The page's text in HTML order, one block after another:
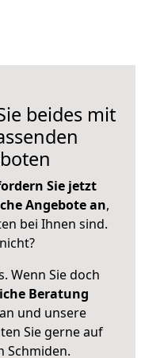
beides mit
Sie jetzt
Angebote an,
bei Ihnen sind.
Wenn Sie doch
Beratung
und unsere
Sie gerne auf
Schmiden.